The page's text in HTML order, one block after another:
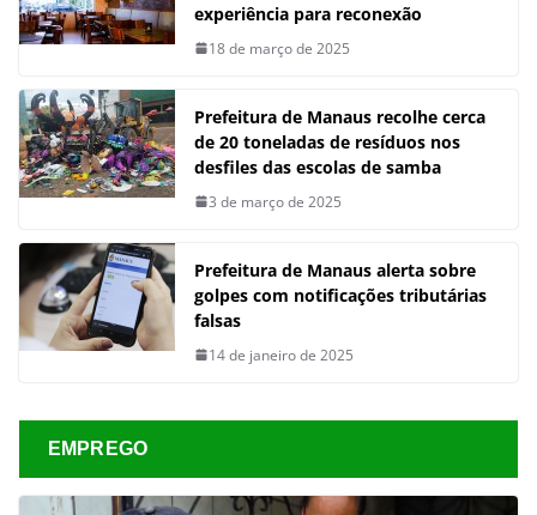
experiência para reconexão
18 de março de 2025
Prefeitura de Manaus recolhe cerca
de 20 toneladas de resíduos nos
desfiles das escolas de samba
3 de março de 2025
Prefeitura de Manaus alerta sobre
golpes com notificações tributárias
falsas
14 de janeiro de 2025
EMPREGO